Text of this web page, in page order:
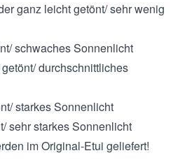
ganz leicht getönt/ sehr wenig
schwaches Sonnenlicht
durchschnittliches
starkes Sonnenlicht
sehr starkes Sonnenlicht
im Original-Etui geliefert!